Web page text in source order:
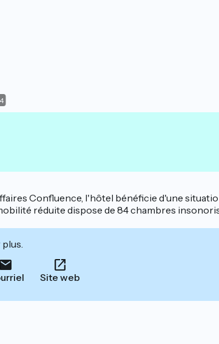
Confluence, l'hôtel bénéficie d'une
réduite dispose de 84 chambres
Site web